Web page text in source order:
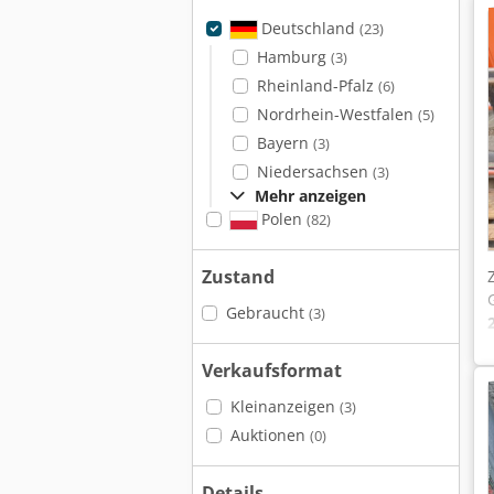
Deutschland (23)
Hamburg (3)
Rheinland-Pfalz (6)
Nordrhein-Westfalen (5)
Bayern (3)
Niedersachsen (3)
Mehr anzeigen
Polen (82)
Zustand
Gebraucht (3)
Verkaufsformat
Kleinanzeigen (3)
Auktionen (0)